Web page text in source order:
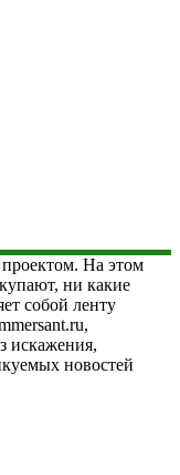
На этом
ни какие
собой ленту
искажения,
новостей